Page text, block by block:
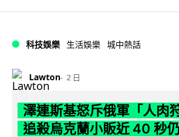
科技娛樂 生活娛樂 城中熱話
Lawton 2 日
澤連斯基怒斥俄軍「人肉
追殺烏克蘭小販近 40 秒